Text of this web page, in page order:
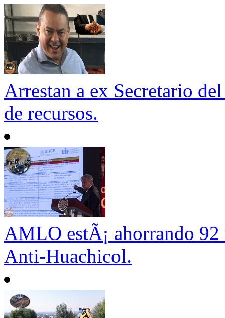
Arrestan a ex Secretario
de recursos.
AMLO estÃ¡ ahorrando
Anti-Huachicol.